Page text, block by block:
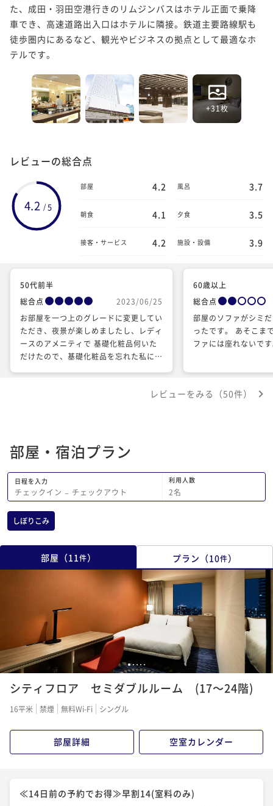
た、成田・羽田空港行きのリムジンバスはホテル正面で乗降
車でき、高速道路出入口はホテルに隣接。鉄道主要路線駅も
徒歩圏内にあるなど、観光やビジネスの拠点として最適なホ
テルです。
+31枚
レビューの総合点
4.2 /5
部屋 4.2 風呂 3.7
朝食 4.1 夕食 3.5
接客・サービス 4.2 施設・設備 3.9
50代前半
総合点
2023/06/25
お部屋を一つ上のグレードに変更してい
ただき、夜景が楽しめましたし、レディ
ースのアメニティで 基礎化粧品何いた
だけたので、基礎化粧品を忘れた私には
60歳以上
総合点
部屋のソファがシミ
ったです。 あそこま
ファには座れないで
レビューをみる（50件）
部屋・宿泊プラン
日程を入力
チェックイン − チェックアウト
利用人数
2名
しぼりこみ
部屋 （11 件） プラン （10件）
1234 5
シティフロア セミダブルルーム (17～24階)
16平米 禁煙 無料Wi-Fi シングル
部屋詳細 空室カレンダー
≪14日前の予約でお得≫早割14(室料のみ)